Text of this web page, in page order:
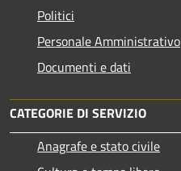
Politici
Personale Amministrativo
Documenti e dati
CATEGORIE DI SERVIZIO
Anagrafe e stato civile